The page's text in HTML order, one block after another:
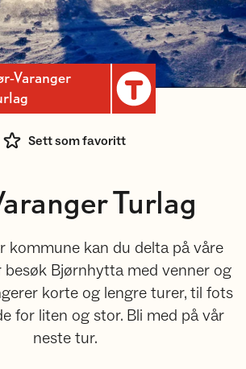
Varanger
Sett som favoritt
Turlag
kommune kan du delta på våre
Bjørnhytta med venner og
korte og lengre turer, til fots
for liten og stor. Bli med på vår
neste tur.